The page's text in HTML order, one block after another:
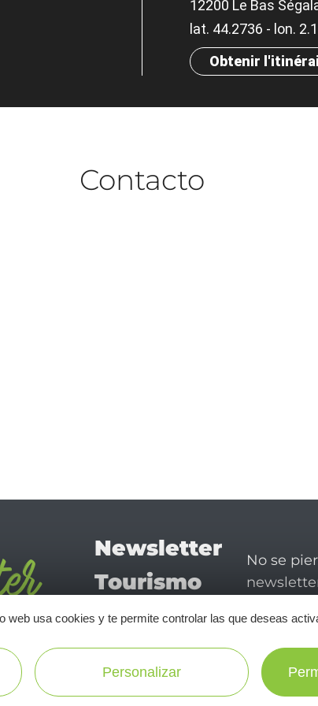
12200 Le Bas
lat. 44.2736 - lon.
Obtenir
Contacto
Newsletter
Tourismo
en Aveyron
No se
disfrutar
A NUESTRO NEWSLETTER AQUÍ!
web usa cookies y te permite controlar las que deseas
Personalizar